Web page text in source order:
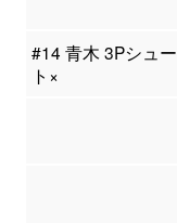
#14 青木 3Pシュー
ト×